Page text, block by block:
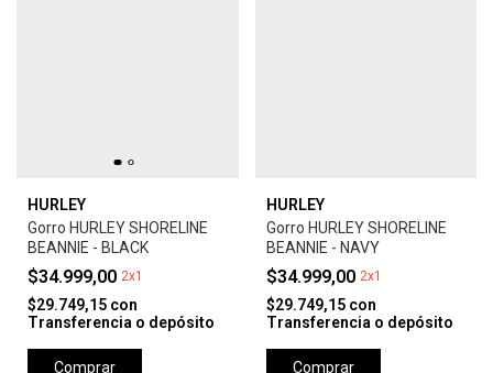
HURLEY
Gorro HURLEY SHORELINE
BEANNIE - BLACK
$34.999,00 2x1
$29.749,15 con
Transferencia o depósito
Comprar
HURLEY
Gorro HURLEY SHORELINE
BEANNIE - NAVY
$34.999,00 2x1
$29.749,15 con
Transferencia o depósito
Comprar